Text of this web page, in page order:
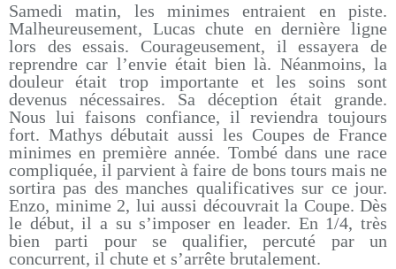
Samedi matin, les minimes entraient en piste.
Malheureusement, Lucas chute en dernière ligne
lors des essais. Courageusement, il essayera de
reprendre car l’envie était bien là. Néanmoins, la
douleur était trop importante et les soins sont
devenus nécessaires. Sa déception était grande.
Nous lui faisons confiance, il reviendra toujours
fort. Mathys débutait aussi les Coupes de France
minimes en première année. Tombé dans une race
compliquée, il parvient à faire de bons tours mais ne
sortira pas des manches qualificatives sur ce jour.
Enzo, minime 2, lui aussi découvrait la Coupe. Dès
le début, il a su s’imposer en leader. En 1/4, très
bien parti pour se qualifier, percuté par un
concurrent, il chute et s’arrête brutalement.